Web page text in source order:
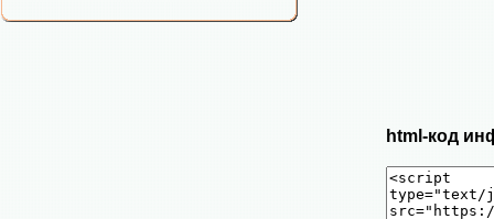
html-код